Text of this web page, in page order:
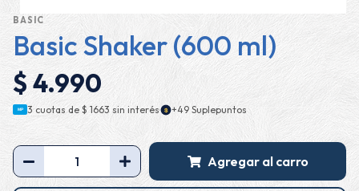
BASIC
Basic Shaker (600 ml)
$ 4.990
MP 3 cuotas de $ 1663 sin interés· $ +49 Suplepuntos
Agregar al carro